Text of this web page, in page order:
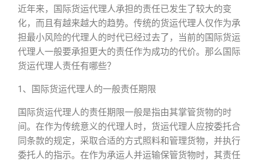
近年来，国际货运代理人承担的责任已发生了较大的变
化，而且有越来越大的趋势。传统的货运代理人仅作为承
担最小风险的代理人的时代已经过去了，当前的国际货运
代理人一般要承担更大的责任作为成功的代价。那么国际
货运代理人责任有哪些？
1、国际货运代理人的一般责任期限
国际货运代理人的责任期限一般是指由其掌管货物的时
间。在作为传统意义的代理人时，货运代理人应按委托合
同条款的规定，采取合适的方式照料和管理货物，并执行
委托人的指示。在作为承运人并运输保管货物时，其责任